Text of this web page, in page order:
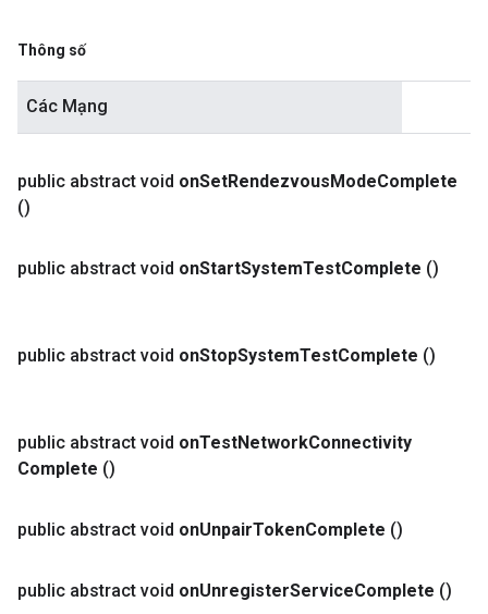
Thông số
Các Mạng
public abstract void onSetRendezvousModeComplete
()
public abstract void onStartSystemTestComplete ()
public abstract void onStopSystemTestComplete ()
public abstract void onTestNetworkConnectivity
Complete ()
public abstract void onUnpairTokenComplete ()
public abstract void onUnregisterServiceComplete ()